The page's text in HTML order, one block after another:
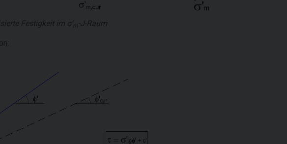
Festigkeit im σ‘ m -J-Raum